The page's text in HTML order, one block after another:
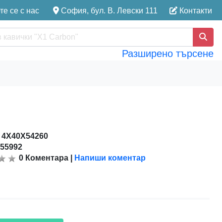
се с нас София, бул. В. Левски 111 Контакти
Разширено търсене
4X40X54260
0 Коментара Напиши коментар